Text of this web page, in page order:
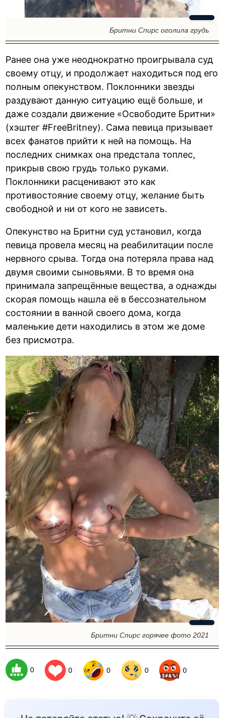
Бритни Спирс оголила грудь
Ранее она уже неоднократно проигрывала суд
своему отцу, и продолжает находиться под его
полным опекунством. Поклонники звезды
раздувают данную ситуацию ещё больше, и
даже создали движение «Освободите Бритни»
(хэштег #FreeBritney). Сама певица призывает
всех фанатов прийти к ней на помощь. На
последних снимках она предстала топлес,
прикрыв свою грудь только руками.
Поклонники расценивают это как
противостояние своему отцу, желание быть
свободной и ни от кого не зависеть.
Опекунство на Бритни суд установил, когда
певица провела месяц на реабилитации после
нервного срыва. Тогда она потеряла права над
двумя своими сыновьями. В то время она
принимала запрещённые вещества, а однажды
скорая помощь нашла её в бессознательном
состоянии в ванной своего дома, когда
маленькие дети находились в этом же доме
без присмотра.
Бритни Спирс горячее фото 2021
0 0 0 0 0